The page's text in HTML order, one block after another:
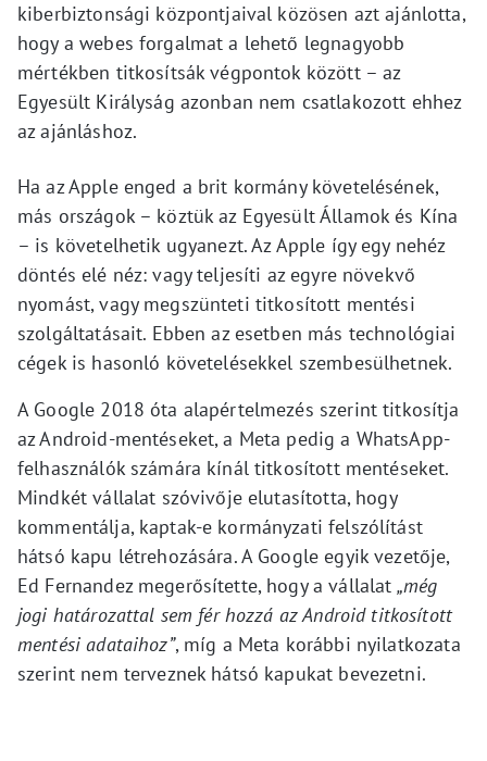
kiberbiztonsági központjaival közösen azt ajánlotta,
hogy a webes forgalmat a lehető legnagyobb
mértékben titkosítsák végpontok között – az
Egyesült Királyság azonban nem csatlakozott ehhez
az ajánláshoz.
Ha az Apple enged a brit kormány követelésének,
más országok – köztük az Egyesült Államok és Kína
– is követelhetik ugyanezt. Az Apple így egy nehéz
döntés elé néz: vagy teljesíti az egyre növekvő
nyomást, vagy megszünteti titkosított mentési
szolgáltatásait. Ebben az esetben más technológiai
cégek is hasonló követelésekkel szembesülhetnek.
A Google 2018 óta alapértelmezés szerint titkosítja
az Android-mentéseket, a Meta pedig a WhatsApp-
felhasználók számára kínál titkosított mentéseket.
Mindkét vállalat szóvivője elutasította, hogy
kommentálja, kaptak-e kormányzati felszólítást
hátsó kapu létrehozására. A Google egyik vezetője,
Ed Fernandez megerősítette, hogy a vállalat „még
jogi határozattal sem fér hozzá az Android titkosított
mentési adataihoz”, míg a Meta korábbi nyilatkozata
szerint nem terveznek hátsó kapukat bevezetni.